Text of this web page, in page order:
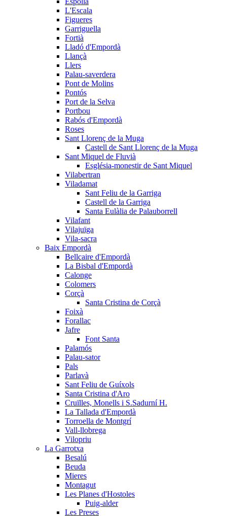
L'Escala
Figueres
Garriguella
Fortià
Lladó d'Empordà
Llançà
Llers
Palau-saverdera
Pont de Molins
Pontós
Port de la Selva
Portbou
Rabós d'Empordà
Roses
Sant Llorenç de la Muga
Castell de Sant Llorenç de la Muga
Sant Miquel de Fluvià
Església-monestir de Sant Miquel
Vilabertran
Viladamat
Sant Feliu de la Garriga
Castell de la Garriga
Santa Eulàlia de Palauborrell
Vilafant
Vilajuïga
Vila-sacra
Baix Empordà
Bellcaire d'Empordà
La Bisbal d'Empordà
Calonge
Colomers
Corçà
Santa Cristina de Corçà
Foixà
Forallac
Jafre
Font Santa
Palamós
Palau-sator
Pals
Parlavà
Sant Feliu de Guíxols
Santa Cristina d'Aro
Cruïlles, Monells i S.Sadurní H.
La Tallada d'Empordà
Torroella de Montgrí
Vall-llobrega
Vilopriu
La Garrotxa
Besalú
Beuda
Mieres
Montagut
Les Planes d'Hostoles
Puig-alder
Les Preses